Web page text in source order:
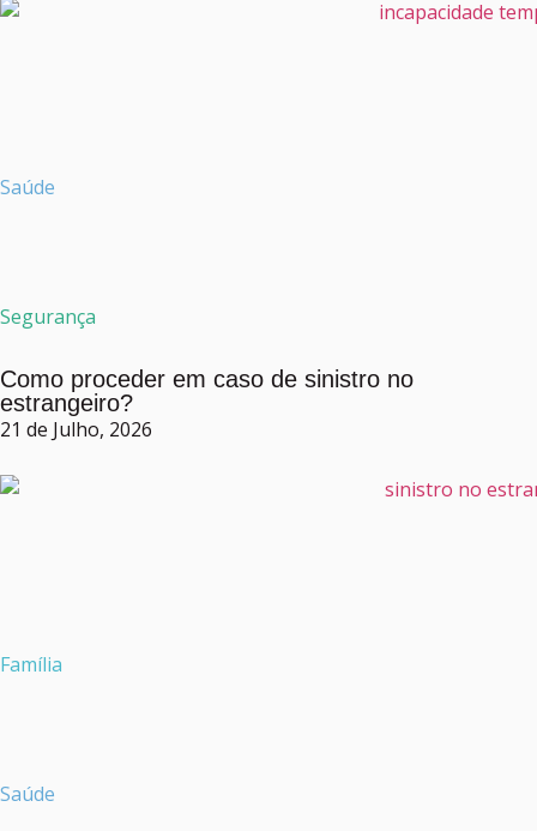
Saúde
Segurança
Como proceder em caso de sinistro no
estrangeiro?
21 de Julho, 2026
Família
Saúde